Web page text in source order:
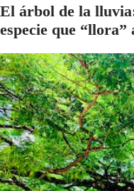
El árbol de la
especie que “llora”